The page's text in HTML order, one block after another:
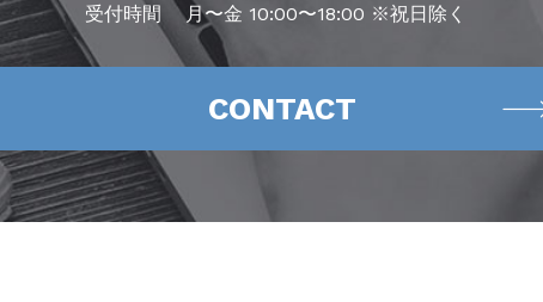
受付時間 月〜金 10:00〜18:00 ※祝日除く
CONTACT